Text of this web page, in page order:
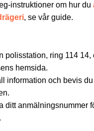
om hur du
, se vår guide.
polisstation, ring 114 14,
hemsida.
information och bevis
ditt anmälningsnummer